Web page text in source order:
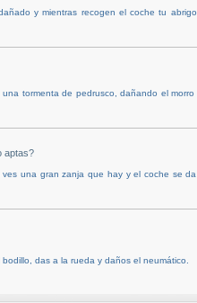
y mientras recogen el coche tu
tormenta de pedrusco, dañando el morro
aptas?
una gran zanja que hay y el coche se
das a la rueda y daños el neumático.